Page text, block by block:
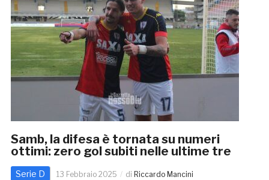
Samb, la difesa è tornata su numeri
ottimi: zero gol subiti nelle ultime tre
Serie D 13 Febbraio 2025 di Riccardo Mancini